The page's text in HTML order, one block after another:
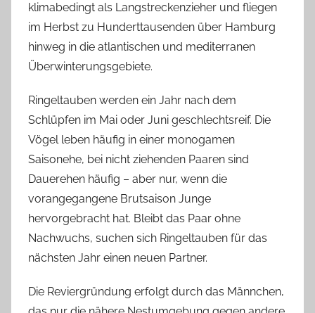
klimabedingt als Langstreckenzieher und fliegen
im Herbst zu Hunderttausenden über Hamburg
hinweg in die atlantischen und mediterranen
Überwinterungsgebiete.
Ringeltauben werden ein Jahr nach dem
Schlüpfen im Mai oder Juni geschlechtsreif. Die
Vögel leben häufig in einer monogamen
Saisonehe, bei nicht ziehenden Paaren sind
Dauerehen häufig – aber nur, wenn die
vorangegangene Brutsaison Junge
hervorgebracht hat. Bleibt das Paar ohne
Nachwuchs, suchen sich Ringeltauben für das
nächsten Jahr einen neuen Partner.
Die Reviergründung erfolgt durch das Männchen,